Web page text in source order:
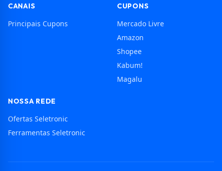
CANAIS
Principais Cupons
CUPONS
Mercado Livre
Amazon
Shopee
Kabum!
Magalu
NOSSA REDE
Ofertas Seletronic
Ferramentas Seletronic